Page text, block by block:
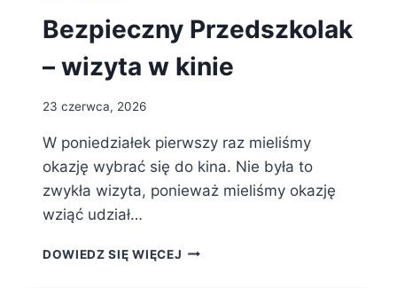
Bezpieczny Przedszkolak
– wizyta w kinie
23 czerwca, 2026
W poniedziałek pierwszy raz mieliśmy
okazję wybrać się do kina. Nie była to
zwykła wizyta, ponieważ mieliśmy okazję
wziąć udział…
DOWIEDZ SIĘ WIĘCEJ BEZPIECZNY